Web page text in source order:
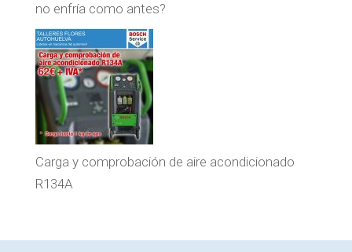
no enfría como antes?
Carga y comprobación de aire acondicionado
R134A